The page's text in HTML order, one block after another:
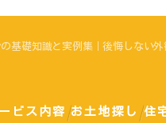
基礎知識と実例集｜後悔しない
ビス内容 お土地探し 住